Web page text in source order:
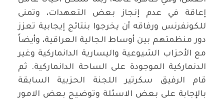
إعاقة في عدم إنجاز بعض التعهدات، وتمنى
للكونفرنس ورفاقه أن يخرجوا بنتائج إيجابية تعزز
دور منظمتهم بين أوساط الجالية العراقية، وأيضاً
مع الأحزاب الشيوعية واليسارية الدانماركية وغير
الدنماركية الموجودة على الساحة الدانماركية. ثم
قام الرفيق سكرتير اللجنة الحزبية السابقة
بالإجابة على بعض الاسئلة وتوضيح بعض الامور